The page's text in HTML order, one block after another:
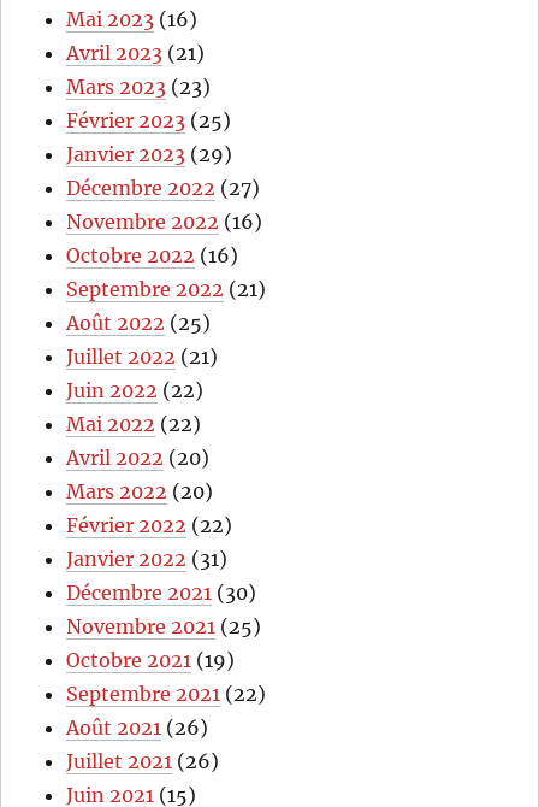
Mai 2023 (16)
Avril 2023 (21)
Mars 2023 (23)
Février 2023 (25)
Janvier 2023 (29)
Décembre 2022 (27)
Novembre 2022 (16)
Octobre 2022 (16)
Septembre 2022 (21)
Août 2022 (25)
Juillet 2022 (21)
Juin 2022 (22)
Mai 2022 (22)
Avril 2022 (20)
Mars 2022 (20)
Février 2022 (22)
Janvier 2022 (31)
Décembre 2021 (30)
Novembre 2021 (25)
Octobre 2021 (19)
Septembre 2021 (22)
Août 2021 (26)
Juillet 2021 (26)
Juin 2021 (15)